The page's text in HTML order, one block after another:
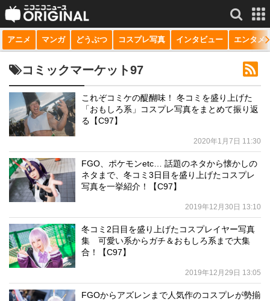
サービス一覧 もっと見る
動画
生放送
ニュース
チャンネル
マンガ
アニメ マンガ どうぶつ コスプレ写真 インタビュー エンタメ
コミックマーケット97
これぞコミケの醍醐味！ 冬コミを盛り上げた
「おもしろ系」コスプレ写真をまとめて振り返
る【C97】
2020年1月7日 11:30
FGO、ポケモンetc… 話題のネタから懐かしの
ネタまで、冬コミ3日目を盛り上げたコスプレ
写真を一挙紹介！【C97】
2019年12月30日 13:10
冬コミ2日目を盛り上げたコスプレイヤー写真
集 可愛い系からガチ＆おもしろ系まで大集
合！【C97】
2019年12月29日 13:05
FGOからアズレンまで人気作のコスプレが勢揃